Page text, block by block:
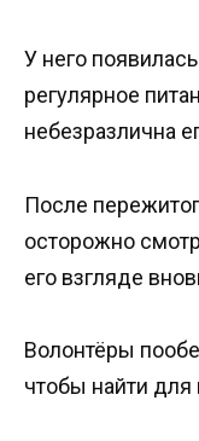
У него
регулярное
небезразлична
После
осторожно
его взгляде
Волонтёры
чтобы найти